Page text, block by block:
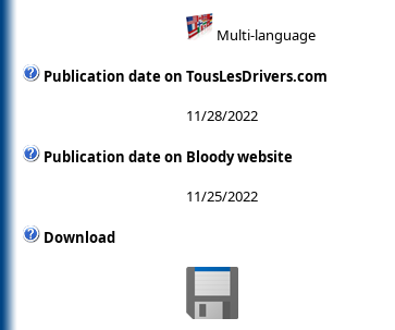
Multi-language
Publication date on TousLesDrivers.com
11/28/2022
Publication date on Bloody website
11/25/2022
Download